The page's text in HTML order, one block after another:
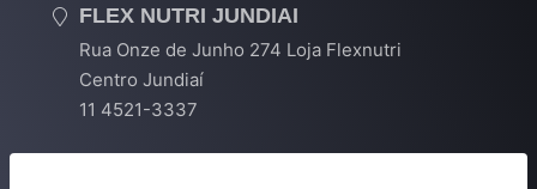
FLEX NUTRI JUNDIAI
Rua Onze de Junho 274 Loja Flexnutri
Centro Jundiaí
11 4521-3337